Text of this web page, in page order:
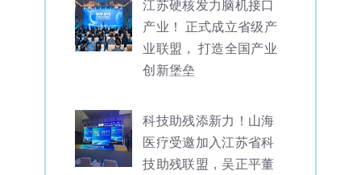
江苏硬核发力脑机接口
产业！ 正式成立省级产
业联盟， 打造全国产业
创新堡垒
科技助残添新力！山海
医疗受邀加入江苏省科
技助残联盟，吴正平董